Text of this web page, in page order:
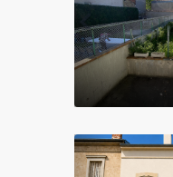
Previous